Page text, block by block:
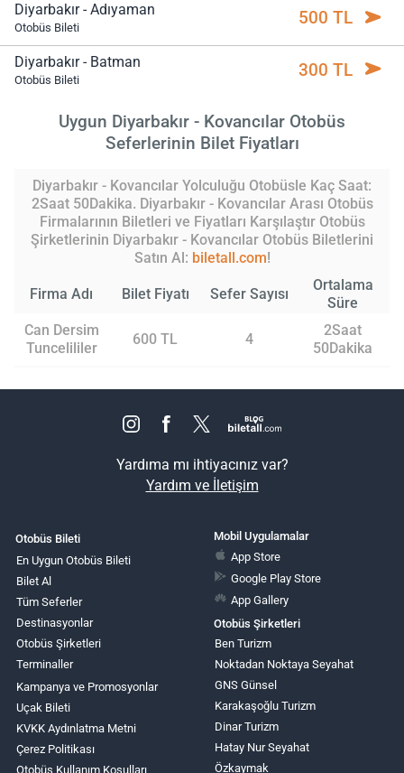
Diyarbakır - Adıyaman
Otobüs Bileti 500 TL
Diyarbakır - Batman
Otobüs Bileti 300 TL
Uygun Diyarbakır - Kovancılar Otobüs
Seferlerinin Bilet Fiyatları
Diyarbakır - Kovancılar Yolculuğu Otobüsle Kaç Saat:
2Saat 50Dakika. Diyarbakır - Kovancılar Arası Otobüs
Firmalarının Biletleri ve Fiyatları Karşılaştır Otobüs
Şirketlerinin Diyarbakır - Kovancılar Otobüs Biletlerini
Satın Al: biletall.com!
Firma Adı Bilet Fiyatı Sefer Sayısı
Ortalama
Süre
Can Dersim
Tuncelililer
600 TL 4
2Saat
50Dakika
Yardıma mı ihtiyacınız var?
Yardım ve İletişim
Otobüs Bileti
En Uygun Otobüs Bileti
Bilet Al
Tüm Seferler
Destinasyonlar
Otobüs Şirketleri
Terminaller
Kampanya ve Promosyonlar
Uçak Bileti
KVKK Aydınlatma Metni
Çerez Politikası
Otobüs Kullanım Koşulları
Mobil Uygulamalar
App Store
Google Play Store
App Gallery
Otobüs Şirketleri
Ben Turizm
Noktadan Noktaya Seyahat
GNS Günsel
Karakaşoğlu Turizm
Dinar Turizm
Hatay Nur Seyahat
Özkaymak